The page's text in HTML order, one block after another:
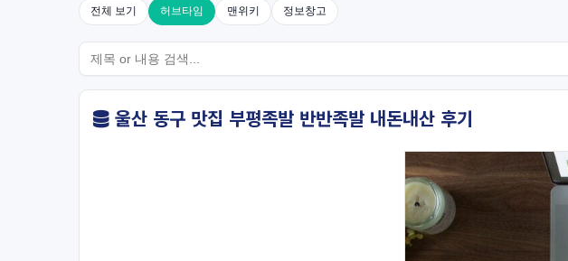
전체 보기 허브타임 맨위키 정보창고
울산 동구 맛집 부평족발 반반족발 내돈내산 후기